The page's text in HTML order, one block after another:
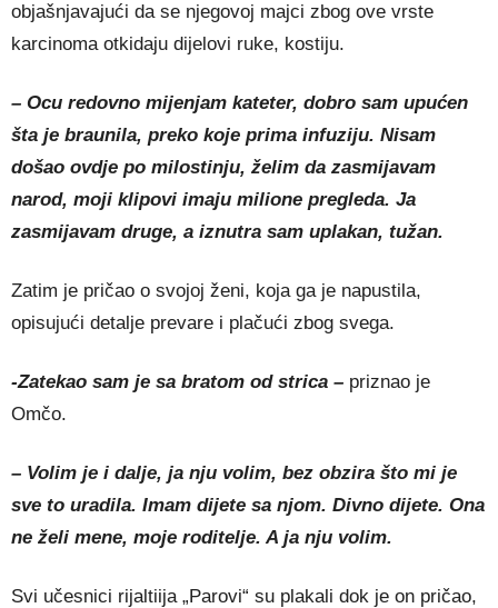
objašnjavajući da se njegovoj majci zbog ove vrste
karcinoma otkidaju dijelovi ruke, kostiju.
– Ocu redovno mijenjam kateter, dobro sam upućen
šta je braunila, preko koje prima infuziju. Nisam
došao ovdje po milostinju, želim da zasmijavam
narod, moji klipovi imaju milione pregleda. Ja
zasmijavam druge, a iznutra sam uplakan, tužan.
Zatim je pričao o svojoj ženi, koja ga je napustila,
opisujući detalje prevare i plačući zbog svega.
-Zatekao sam je sa bratom od strica – priznao je
Omčo.
– Volim je i dalje, ja nju volim, bez obzira što mi je
sve to uradila. Imam dijete sa njom. Divno dijete. Ona
ne želi mene, moje roditelje. A ja nju volim.
Svi učesnici rijaltiija „Parovi“ su plakali dok je on pričao,